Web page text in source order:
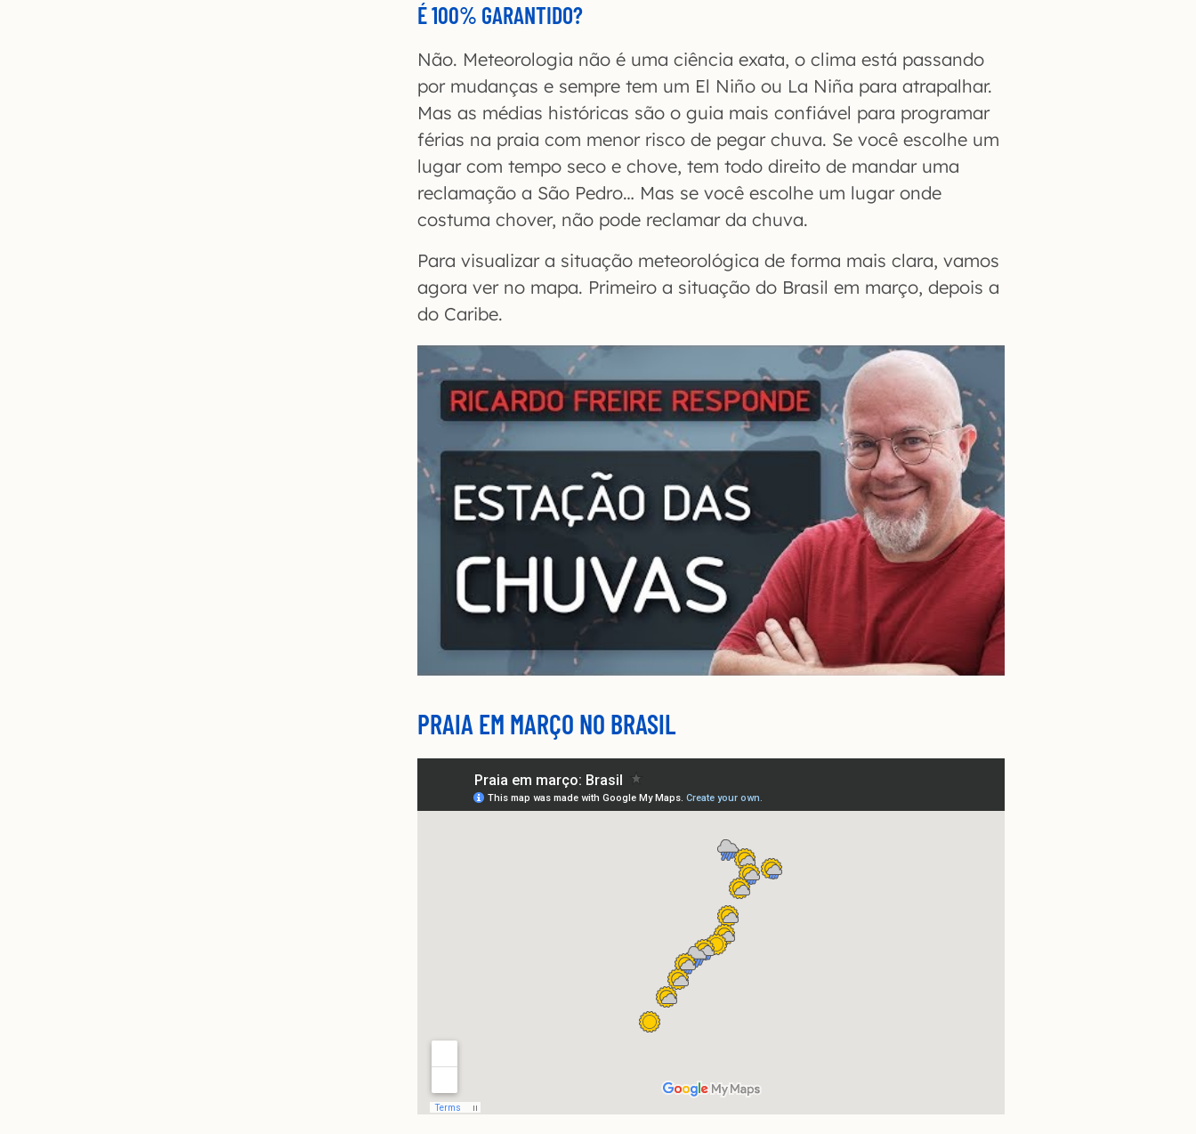
É 100% GARANTIDO?
Não. Meteorologia não é uma ciência exata, o clima está passando
por mudanças e sempre tem um El Niño ou La Niña para atrapalhar.
Mas as médias históricas são o guia mais confiável para programar
férias na praia com menor risco de pegar chuva. Se você escolhe um
lugar com tempo seco e chove, tem todo direito de mandar uma
reclamação a São Pedro… Mas se você escolhe um lugar onde
costuma chover, não pode reclamar da chuva.
Para visualizar a situação meteorológica de forma mais clara, vamos
agora ver no mapa. Primeiro a situação do Brasil em março, depois a
do Caribe.
PRAIA EM MARÇO NO BRASIL